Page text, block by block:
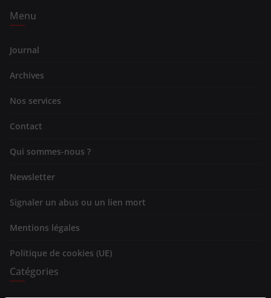
Menu
Journal
Archives
Nos services
Contact
Qui sommes-nous ?
Newsletter
Signaler un abus ou un lien mort
Mentions légales
Politique de cookies (UE)
Catégories